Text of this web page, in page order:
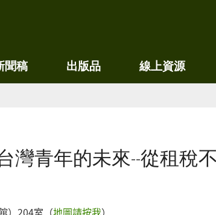
容
聞稿 出版品 線上資源
灣青年的未來--從租稅